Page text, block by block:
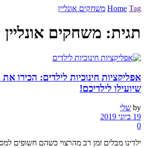
Home Tag משחקים אונליין
תגית: משחקים אונליין
אפליקציות חינוכיות לילדים: הכירו את
שיועילו לילדיכם!
by שלי
19 ביוני 2019
0
ילדינו מבלים זמן רב מהרצוי כשהם חשופים